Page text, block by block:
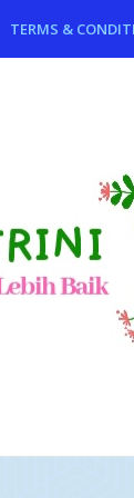
TERMS &